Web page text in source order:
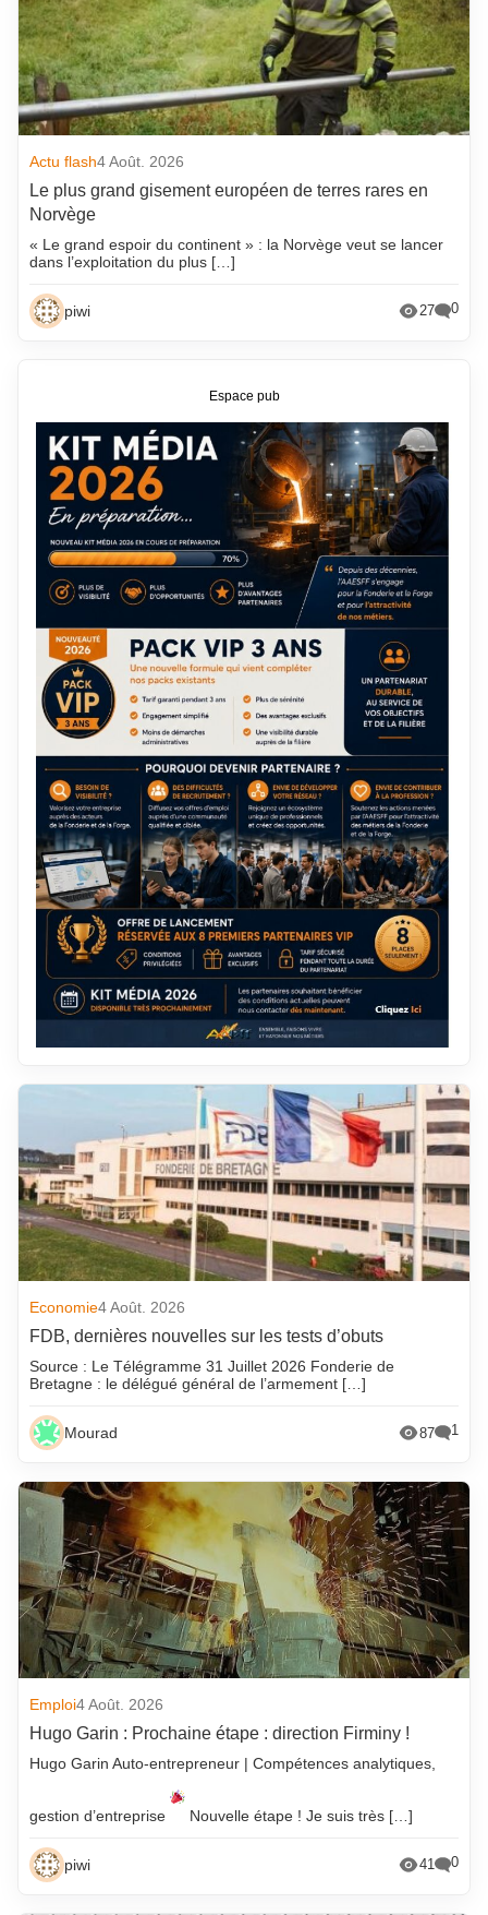
Actu flash4 Août. 2026
Le plus grand gisement européen de terres rares en
Norvège
« Le grand espoir du continent » : la Norvège veut se lancer
dans l’exploitation du plus […]
piwi 27 0
Economie4 Août. 2026
FDB, dernières nouvelles sur les tests d’obuts
Source : Le Télégramme 31 Juillet 2026 Fonderie de
Bretagne : le délégué général de l’armement […]
Mourad 87 1
Emploi4 Août. 2026
Hugo Garin : Prochaine étape : direction Firminy !
Hugo Garin Auto-entrepreneur | Compétences analytiques,
gestion d’entreprise Nouvelle étape ! Je suis très […]
piwi 41 0
Espace pub